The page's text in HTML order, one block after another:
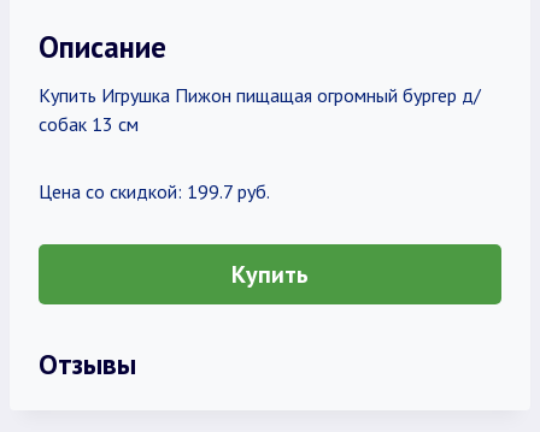
Описание
Купить Игрушка Пижон пищащая огромный бургер д/
собак 13 см
Цена со скидкой: 199.7 руб.
Купить
Отзывы